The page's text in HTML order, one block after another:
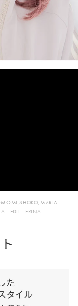
EDIT : ERINA